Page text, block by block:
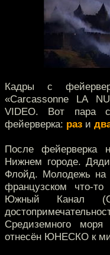
Кадры с
«Carcassonne LA
VIDEO. Вот пара
фейерверка: раз и
После фейерверка
Нижнем городе.
Флойд. Молодежь на
французском что-
Южный Канал
Средиземного
отнесён ЮНЕСКО к